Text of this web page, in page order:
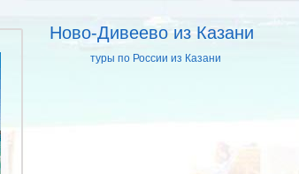
Ново-Дивеево из Казани
туры по России из Казани